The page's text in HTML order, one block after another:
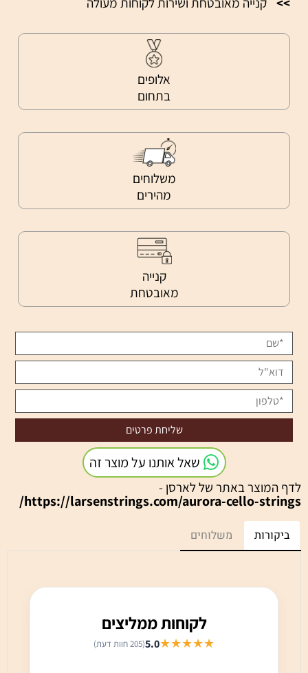
אלופים
בתחום
משלוחים
מהירים
קנייה
מאובטחת
שאל אותנו על מוצר זה
לדף המוצר באתר של לארסן -
https://larsenstrings.com/aurora-cello-strings/
ביקורות משלוחים
לקוחות ממליצים
★★★★★
5.0(205 חוות דעת)